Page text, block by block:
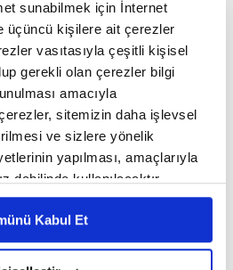
sunabilmek için İnternet
üçüncü kişilere ait çerezler
vasıtasıyla çeşitli kişisel
gerekli olan çerezler bilgi
amacıyla
sitemizin daha işlevsel
ve sizlere yönelik
yapılması, amaçlarıyla
dahilinde kullanılacaktır.
çerez paneli vasıtasıyla
ilişkin detaylı bilgi için
Çerez Bilgilendirme
Kabul Et
ardından ikinci en büyük
Emeklilere Türkiye Sigorta’dan Özel
Avantajlar